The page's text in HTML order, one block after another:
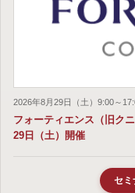
2026年8月29日（土）9:00～
フォーティエンス（旧ク
29日（土）開催
セミ